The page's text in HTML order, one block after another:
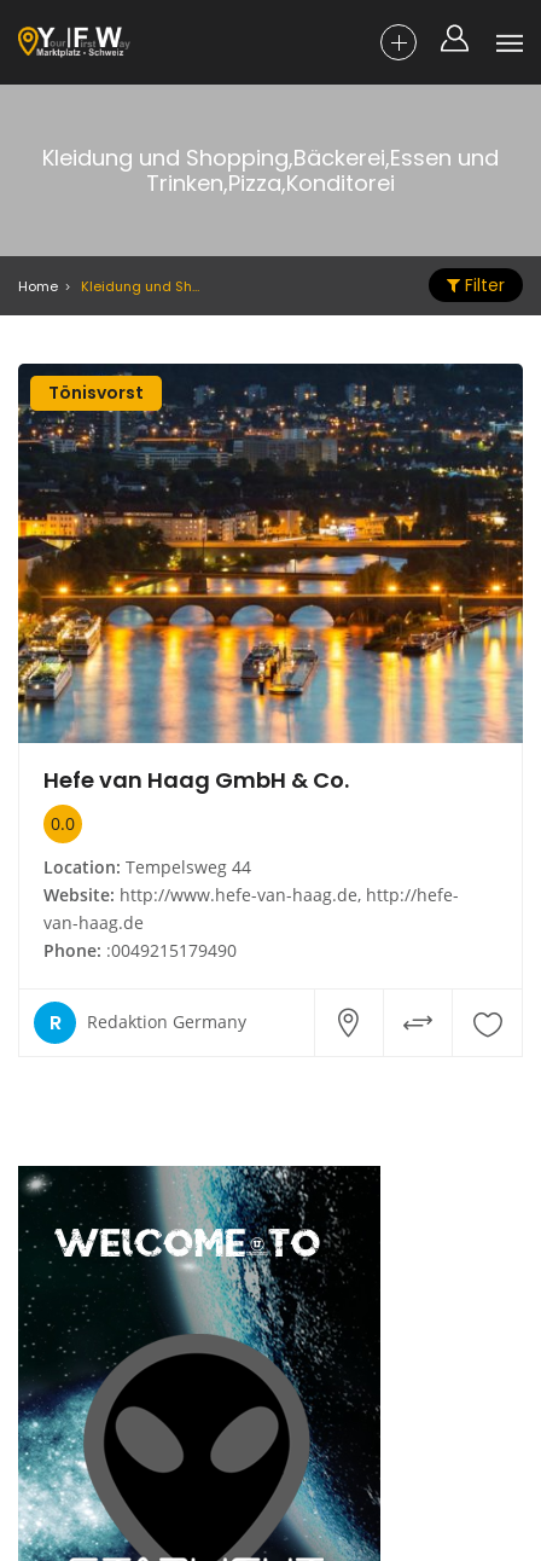
Kleidung und Shopping,Bäckerei,Essen und
Trinken,Pizza,Konditorei
Home Kleidung und Shopping,Bäckerei,Essen und Trinken,Pizza,Konditorei Filter
Tönisvorst
Hefe van Haag GmbH & Co.
0.0
Location: Tempelsweg 44
Website: http://www.hefe-van-haag.de, http://hefe-
van-haag.de
Phone: :0049215179490
R Redaktion Germany